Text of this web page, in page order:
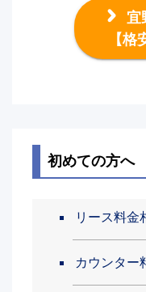
宜
【
初めての方へ
リース料金
カウンター